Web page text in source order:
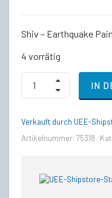
Shiv – Earthquake
4 vorrätig
Shiv
Earthquake
quantity
IN
Verkauft durch UEE-
Artikelnummer: 75318